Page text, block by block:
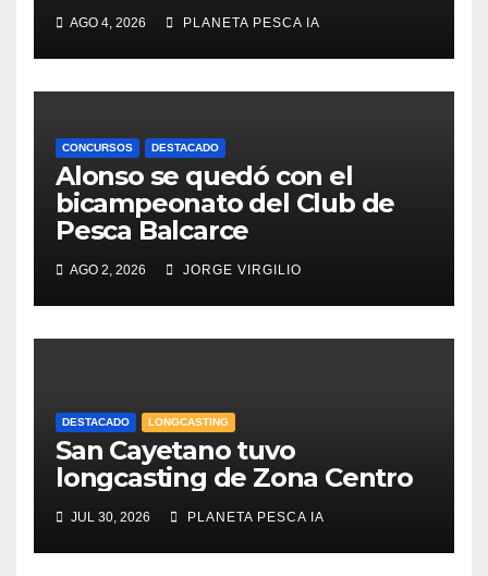
AGO 4, 2026 PLANETA PESCA IA
CONCURSOS DESTACADO
Alonso se quedó con el
bicampeonato del Club de
Pesca Balcarce
AGO 2, 2026 JORGE VIRGILIO
DESTACADO LONGCASTING
San Cayetano tuvo
longcasting de Zona Centro
JUL 30, 2026 PLANETA PESCA IA